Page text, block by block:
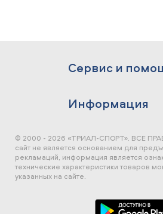
Сервис и
Информация
© 2000 - 2026 «ТРИАЛ-СПОРТ». ВСЕ
сайт не является основанием для
рекламаций, информация является
технические характеристики товаров
указанных на сайте.